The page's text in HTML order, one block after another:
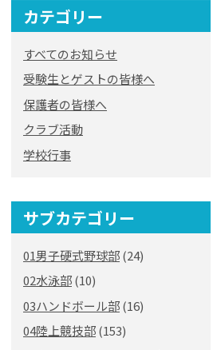
カテゴリー
すべてのお知らせ
受験生とゲストの皆様へ
保護者の皆様へ
クラブ活動
学校行事
サブカテゴリー
01男子硬式野球部(24)
02水泳部(10)
03ハンドボール部(16)
04陸上競技部(153)